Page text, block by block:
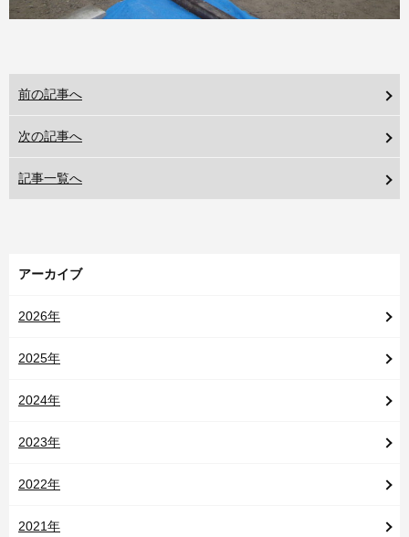
前の記事へ
次の記事へ
記事一覧へ
アーカイブ
2026年
2025年
2024年
2023年
2022年
2021年